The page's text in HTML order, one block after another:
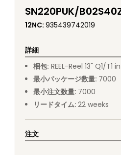
SN220PUK/
12NC: 935439742019
詳細
梱包: REEL-Reel 13" Q1/T1
最小パッケージ数量: 7000
最小注文数量: 7000
リードタイム: 22 weeks
注文